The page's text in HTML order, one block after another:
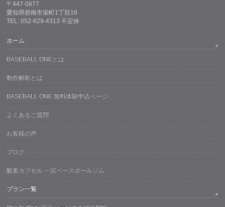
〒447-0877
愛知県碧南市栄町1丁目16
TEL: 052-629-4313 不定休
ホーム
BASEBALL ONEとは
動作解析とは
BASEBALL ONE 無料体験申込ページ
よくあるご質問
お客様の声
ブログ
酸素カプセル 一宮ベースボールジム
プラン一覧